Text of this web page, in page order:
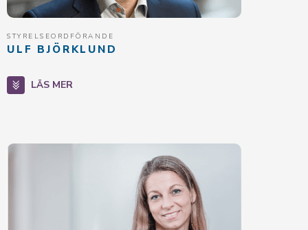
STYRELSEORDFÖRANDE
ULF BJÖRKLUND
LÄS MER